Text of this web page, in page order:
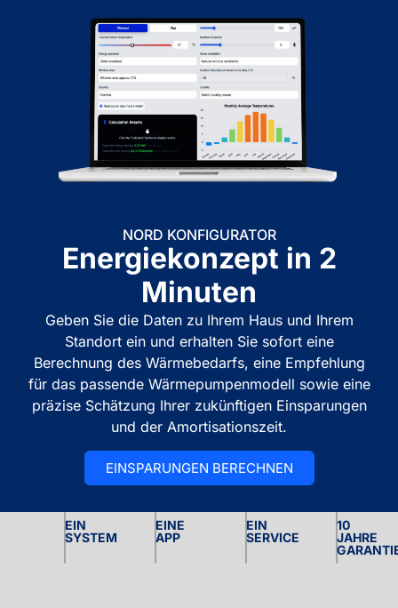
NORD KONFIGURATOR
Energiekonzept in 2
Minuten
Geben Sie die Daten zu Ihrem Haus und Ihrem
Standort ein und erhalten Sie sofort eine
Berechnung des Wärmebedarfs, eine Empfehlung
für das passende Wärmepumpenmodell sowie eine
präzise Schätzung Ihrer zukünftigen Einsparungen
und der Amortisationszeit.
EINSPARUNGEN BERECHNEN
EIN
SYSTEM
EINE
APP
EIN
SERVICE
10
JAHRE